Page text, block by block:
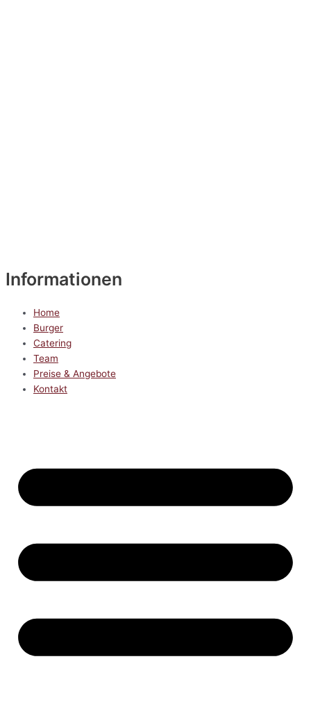
Informationen
Home
Burger
Catering
Team
Preise & Angebote
Kontakt